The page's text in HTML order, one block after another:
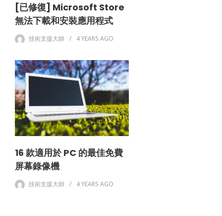
[已修復] Microsoft Store
無法下載和安裝應用程式
技術支援大師 4 YEARS AGO
16 款適用於 PC 的最佳免費
屏幕錄像機
技術支援大師 4 YEARS AGO